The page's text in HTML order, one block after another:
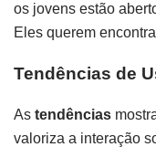
os jovens estão
Eles querem
Tendências de
As tendências
valoriza a interação